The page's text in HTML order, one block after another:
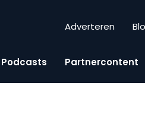
Adverteren
Podcasts Partnercontent